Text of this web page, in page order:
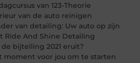
van 123-Theorie
van de auto reinigen
van detailing: Uw auto op zijn
Ride And Shine Detailing
de bijtelling 2021 eruit?
moment voor jou om te starten